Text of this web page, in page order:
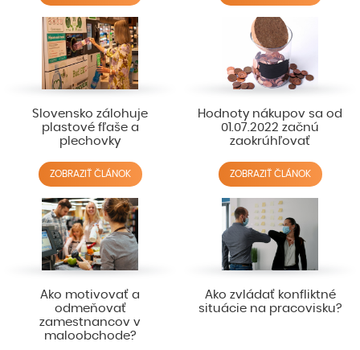
Slovensko zálohuje
plastové fľaše a
plechovky
ZOBRAZIŤ ČLÁNOK
Hodnoty nákupov sa od
01.07.2022 začnú
zaokrúhľovať
ZOBRAZIŤ ČLÁNOK
Ako motivovať a
odmeňovať
zamestnancov v
maloobchode?
Ako zvládať konfliktné
situácie na pracovisku?